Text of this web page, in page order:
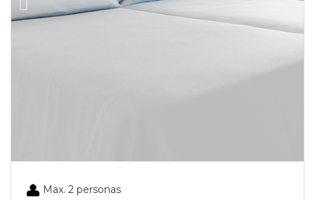
Max. 2 personas